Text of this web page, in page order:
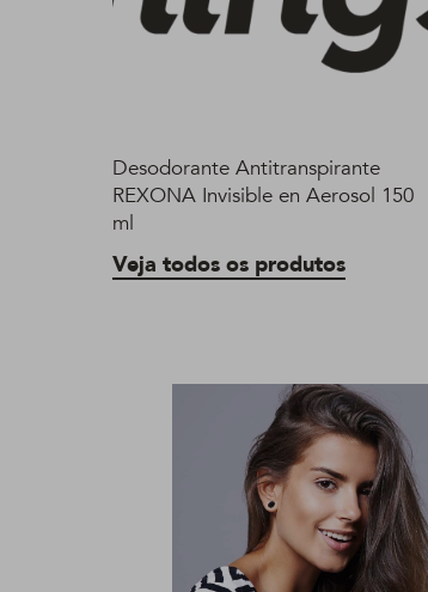
Desodorante Antitranspirante
REXONA Invisible en Aerosol 150
ml
Veja todos os produtos